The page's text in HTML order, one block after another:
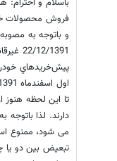
و باتوجه به
22/
پيش‌خريدهاي
تا اين لحظه هنوز
می شود، ممنوع
تبعیض بین دو یا